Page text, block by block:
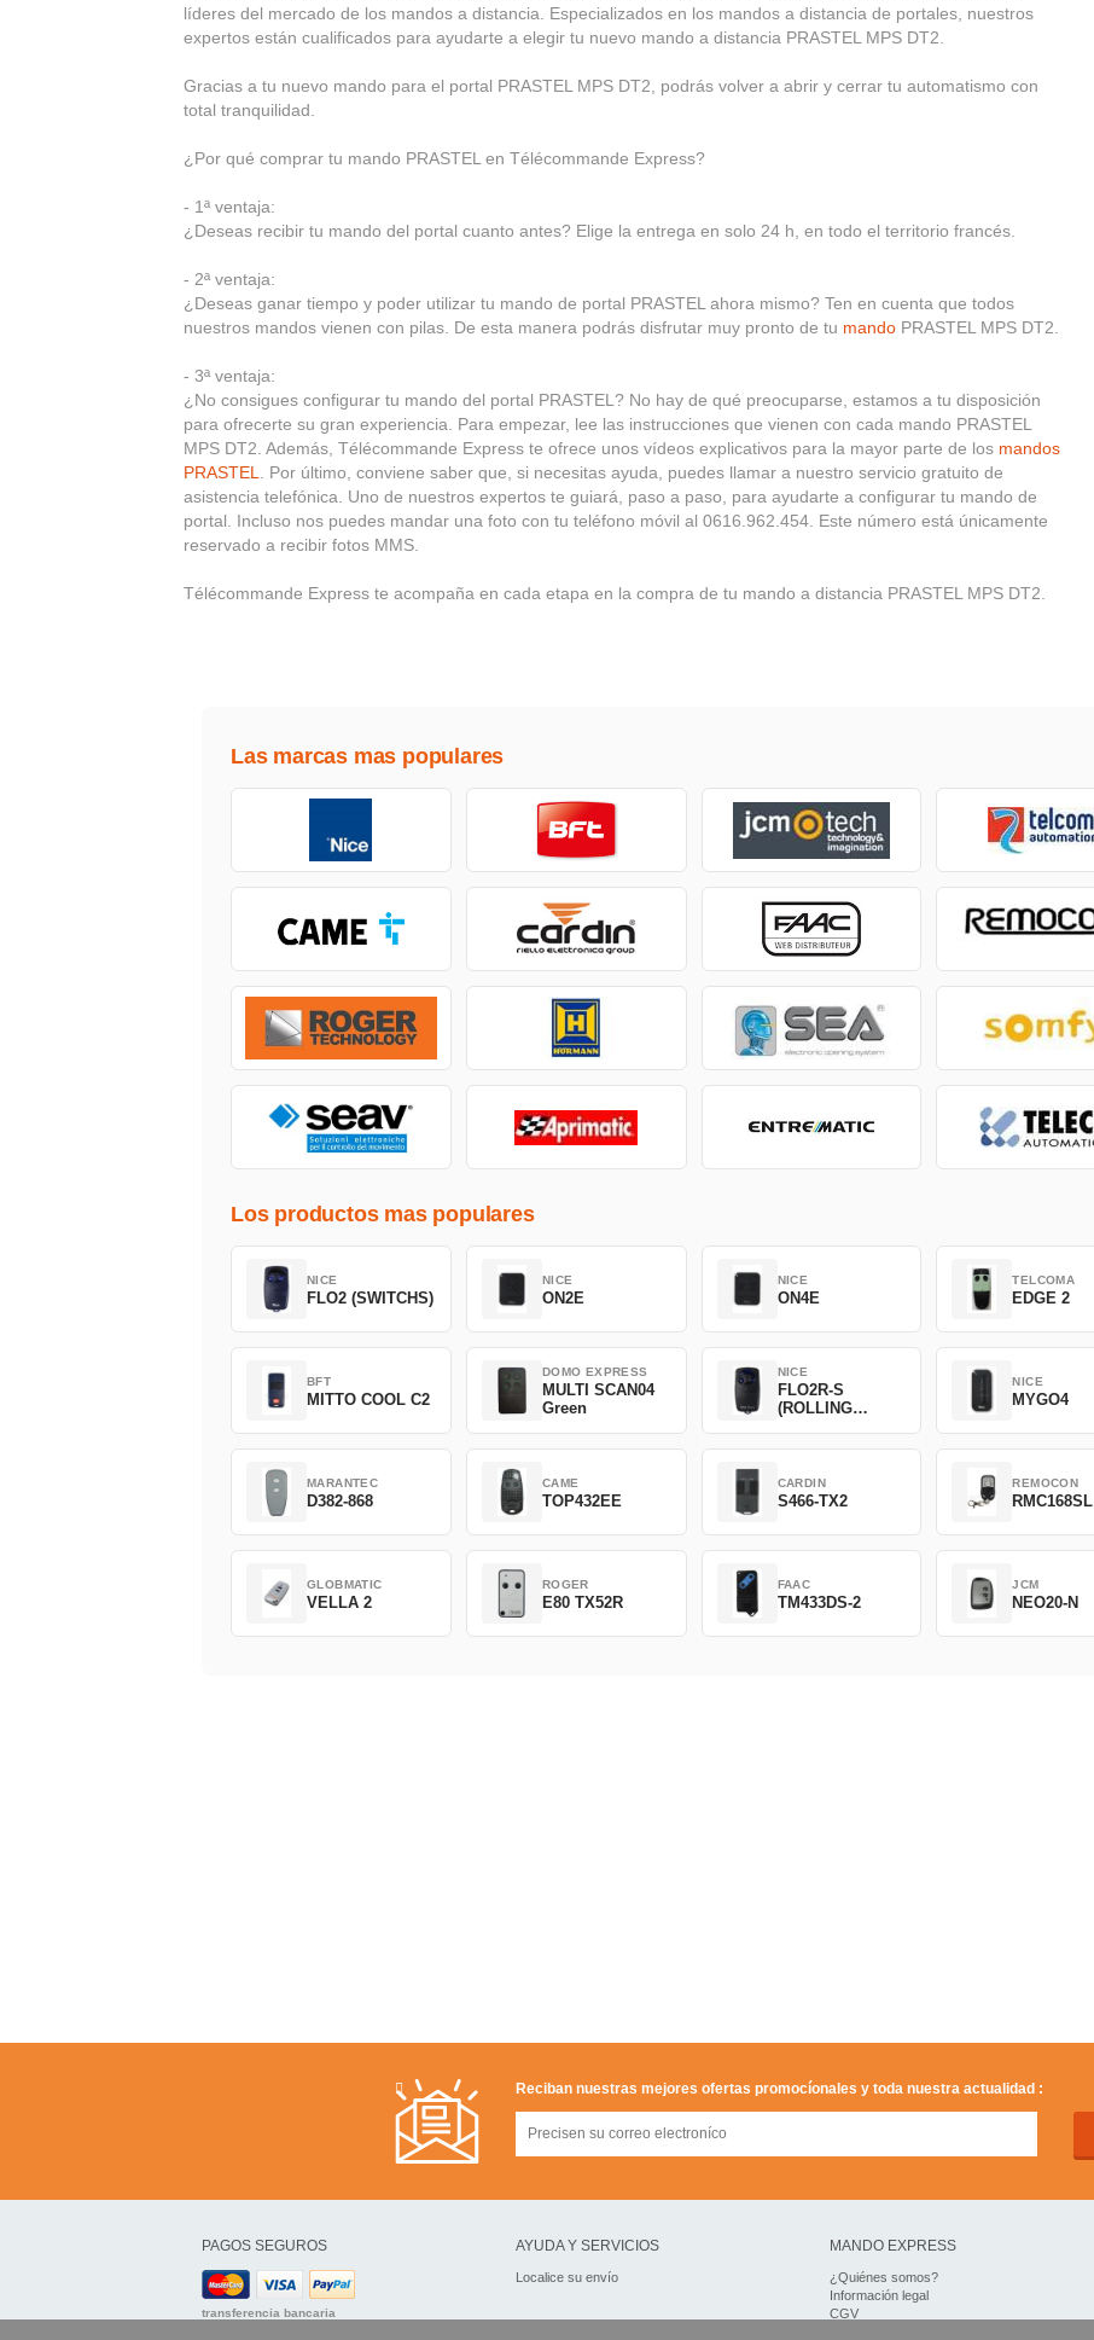
líderes del mercado de los mandos a distancia. Especializados en los mandos a distancia de portales, nuestros
expertos están cualificados para ayudarte a elegir tu nuevo mando a distancia PRASTEL MPS DT2.
Gracias a tu nuevo mando para el portal PRASTEL MPS DT2, podrás volver a abrir y cerrar tu automatismo con
total tranquilidad.
¿Por qué comprar tu mando PRASTEL en Télécommande Express?
- 1ª ventaja:
¿Deseas recibir tu mando del portal cuanto antes? Elige la entrega en solo 24 h, en todo el territorio francés.
- 2ª ventaja:
¿Deseas ganar tiempo y poder utilizar tu mando de portal PRASTEL ahora mismo? Ten en cuenta que todos
nuestros mandos vienen con pilas. De esta manera podrás disfrutar muy pronto de tu mando PRASTEL MPS DT2.
- 3ª ventaja:
¿No consigues configurar tu mando del portal PRASTEL? No hay de qué preocuparse, estamos a tu disposición
para ofrecerte su gran experiencia. Para empezar, lee las instrucciones que vienen con cada mando PRASTEL
MPS DT2. Además, Télécommande Express te ofrece unos vídeos explicativos para la mayor parte de los mandos
PRASTEL. Por último, conviene saber que, si necesitas ayuda, puedes llamar a nuestro servicio gratuito de
asistencia telefónica. Uno de nuestros expertos te guiará, paso a paso, para ayudarte a configurar tu mando de
portal. Incluso nos puedes mandar una foto con tu teléfono móvil al 0616.962.454. Este número está únicamente
reservado a recibir fotos MMS.
Télécommande Express te acompaña en cada etapa en la compra de tu mando a distancia PRASTEL MPS DT2.
Las marcas mas populares
Los productos mas populares
NICE
FLO2 (SWITCHS)
NICE
ON2E
NICE
ON4E
TELCOMA
EDGE 2
BFT
MITTO COOL C2
DOMO EXPRESS
MULTI SCAN04
Green
NICE
FLO2R-S
(ROLLING
NICE
MYGO4
MARANTEC
D382-868
CAME
TOP432EE
CARDIN
S466-TX2
REMOCON
RMC168SL
GLOBMATIC
VELLA 2
ROGER
E80 TX52R
FAAC
TM433DS-2
JCM
NEO20-N
Reciban nuestras mejores ofertas promocíonales y toda nuestra actualidad :
PAGOS SEGUROS
transferencia bancaria
AYUDA Y SERVICIOS
Localice su envío
MANDO EXPRESS
¿Quiénes somos?
Información legal
CGV